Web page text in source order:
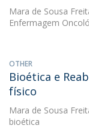
Mara de Sousa
Enfermagem
OTHER
Bioética e
físico
Mara de Sousa
bioética